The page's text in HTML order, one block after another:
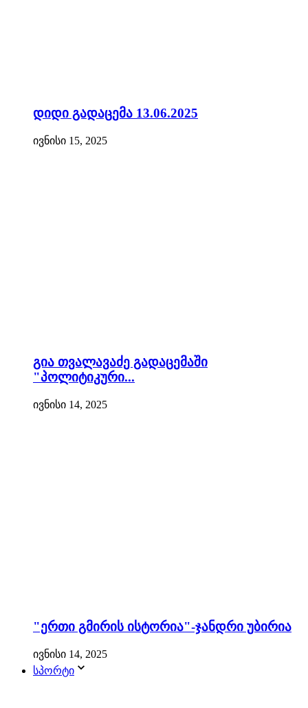
დიდი გადაცემა 13.06.2025
ივნისი 15, 2025
გია თვალავაძე გადაცემაში
"პოლიტიკური...
ივნისი 14, 2025
"ერთი გმირის ისტორია"-ჯანდრი უბირია
ივნისი 14, 2025
სპორტი